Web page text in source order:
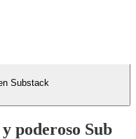
Substack
poderoso Sub